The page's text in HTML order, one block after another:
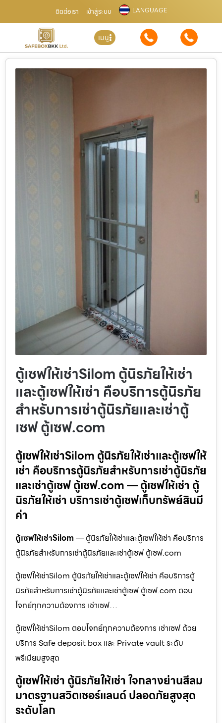
ติดต่อเรา เข้าสู่ระบบ LANGUAGE
เมนู
ตู้เซฟให้เช่าSilom ตู้นิรภัยให้เช่า
และตู้เซฟให้เช่า คือบริการตู้นิรภัย
สำหรับการเช่าตู้นิรภัยและเช่าตู้
เซฟ ตู้เซฟ.com
ตู้เซฟให้เช่าSilom ตู้นิรภัยให้เช่าและตู้เซฟให้
เช่า คือบริการตู้นิรภัยสำหรับการเช่าตู้นิรภัย
และเช่าตู้เซฟ ตู้เซฟ.com — ตู้เซฟให้เช่า ตู้
นิรภัยให้เช่า บริการเช่าตู้เซฟเก็บทรัพย์สินมี
ค่า
ตู้เซฟให้เช่าSilom — ตู้นิรภัยให้เช่าและตู้เซฟให้เช่า คือบริการ
ตู้นิรภัยสำหรับการเช่าตู้นิรภัยและเช่าตู้เซฟ ตู้เซฟ.com
ตู้เซฟให้เช่าSilom ตู้นิรภัยให้เช่าและตู้เซฟให้เช่า คือบริการตู้
นิรภัยสำหรับการเช่าตู้นิรภัยและเช่าตู้เซฟ ตู้เซฟ.com ตอบ
โจทย์ทุกความต้องการ เช่าเซฟ…
ตู้เซฟให้เช่าSilom ตอบโจทย์ทุกความต้องการ เช่าเซฟ ด้วย
บริการ Safe deposit box และ Private vault ระดับ
พรีเมียมสูงสุด
ตู้เซฟให้เช่า ตู้นิรภัยให้เช่า ใจกลางย่านสีลม
มาตรฐานสวิตเซอร์แลนด์ ปลอดภัยสูงสุด
ระดับโลก